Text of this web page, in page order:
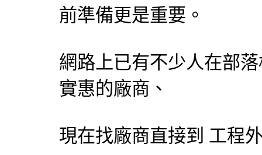
前準備更是重要。
網路上已有不少人在部
實惠的廠商、
現在找廠商直接到 工程